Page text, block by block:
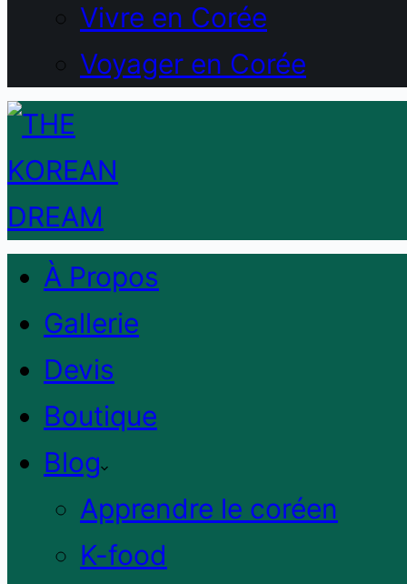
Vivre en Corée
Voyager en Corée
À Propos
Gallerie
Devis
Boutique
Blog
Apprendre le coréen
K-food